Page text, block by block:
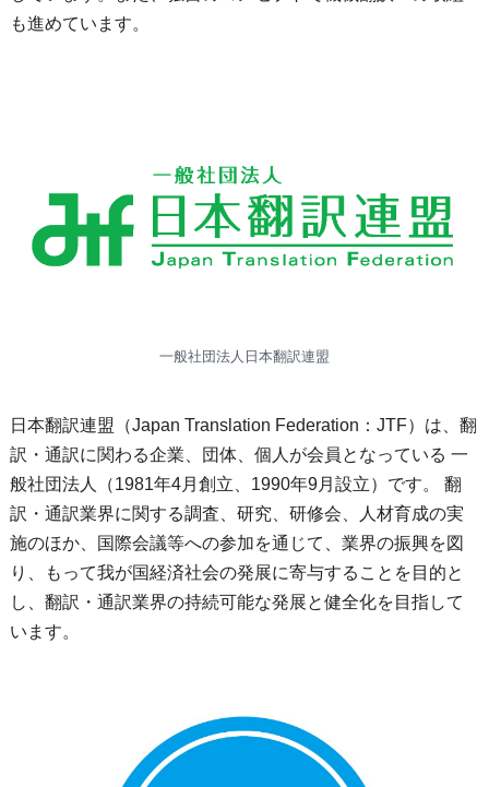
も進めています。
一般社団法人日本翻訳連盟
日本翻訳連盟（Japan Translation Federation：JTF）は、翻
訳・通訳に関わる企業、団体、個人が会員となっている 一
般社団法人（1981年4月創立、1990年9月設立）です。 翻
訳・通訳業界に関する調査、研究、研修会、人材育成の実
施のほか、国際会議等への参加を通じて、業界の振興を図
り、もって我が国経済社会の発展に寄与することを目的と
し、翻訳・通訳業界の持続可能な発展と健全化を目指して
います。